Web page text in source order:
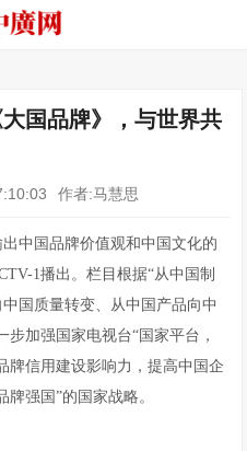
国品牌》，与世界共
作者:马慧思
出中国品牌价值观和中国文化的
1播出。栏目根据“从中国制
国质量转变、从中国产品向中
步加强国家电视台“国家平台，
牌信用建设影响力，提高中国企
强国”的国家战略。